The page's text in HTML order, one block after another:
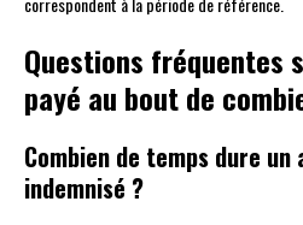
Questions fréquentes
payé au bout de
Combien de temps dure
indemnisé ?